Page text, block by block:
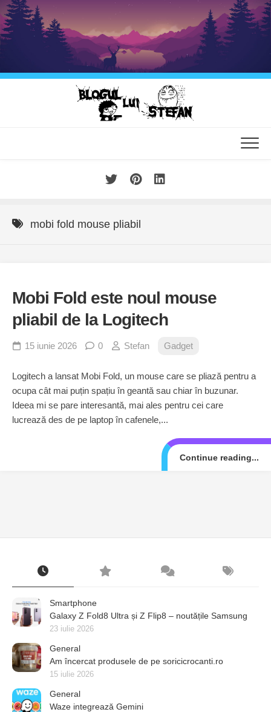
Skip
to
content
mobi fold mouse pliabil
Mobi Fold este noul mouse
pliabil de la Logitech
15 iunie 2026 0 Stefan Gadget
Logitech a lansat Mobi Fold, un mouse care se pliază pentru a
ocupa cât mai puțin spațiu în geantă sau chiar în buzunar.
Ideea mi se pare interesantă, mai ales pentru cei care
lucrează des de pe laptop în cafenele,...
Continue reading...
Smartphone
Galaxy Z Fold8 Ultra și Z Flip8 – noutățile Samsung
23 iulie 2026
General
Am încercat produsele de pe soricicrocanti.ro
15 iulie 2026
General
Waze integrează Gemini